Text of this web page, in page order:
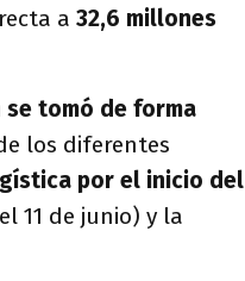
a 32,6 millones
tomó de forma
los diferentes
por el inicio del
11 de junio) y la